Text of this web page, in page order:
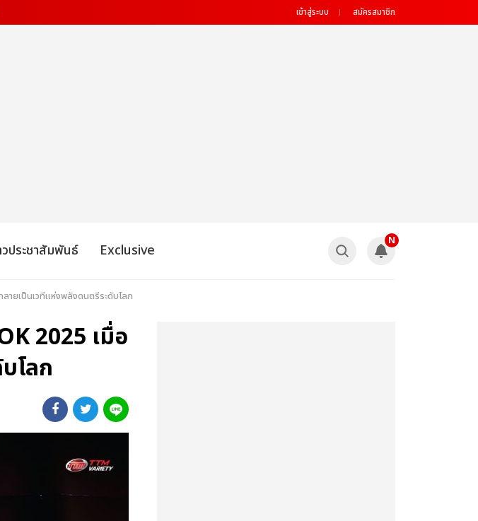
เข้าสู่ระบบ สมัครสมาชิก
วประชาสัมพันธ์ Exclusive
N
ายเป็นเวทีแห่งพลังดนตรีระดับโลก
2025 เมื่อ
โลก